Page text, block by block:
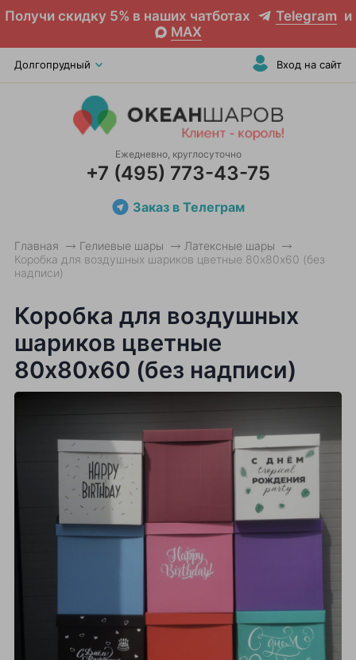
Получи скидку 5% в наших чатботах Telegram и
MAX
Долгопрудный Вход на сайт
Ежедневно, круглосуточно
+7 (495) 773-43-75
Заказ в Телеграм
Главная Гелиевые шары
Латексные шары
Коробка для воздушных шариков цветные 80х80х60 (без
надписи)
Коробка для воздушных
шариков цветные
80х80х60 (без надписи)